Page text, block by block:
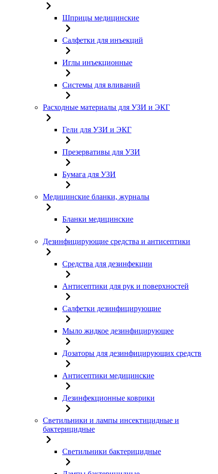
Шприцы медицинские
Салфетки для инъекций
Иглы инъекционные
Системы для вливаний
Расходные материалы для УЗИ и ЭКГ
Гели для УЗИ и ЭКГ
Презервативы для УЗИ
Бумага для УЗИ
Медицинские бланки, журналы
Бланки медицинские
Дезинфицирующие средства и антисептики
Средства для дезинфекции
Антисептики для рук и поверхностей
Салфетки дезинфицирующие
Мыло жидкое дезинфицирующее
Дозаторы для дезинфицирующих средств
Антисептики медицинские
Дезинфекционные коврики
Светильники и лампы инсектицидные и
бактерицидные
Светильники бактерицидные